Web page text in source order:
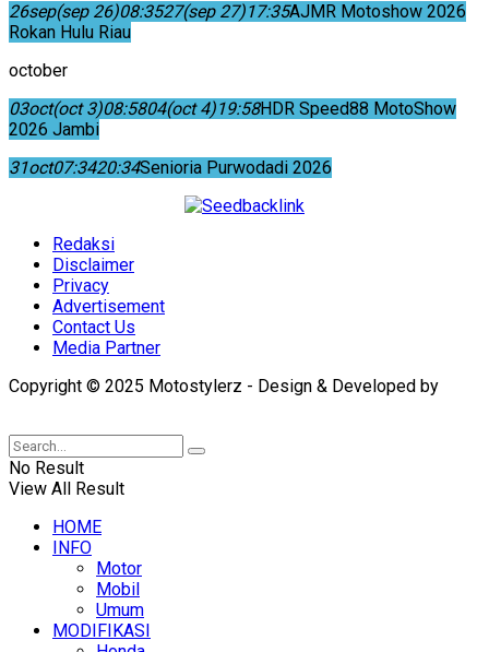
26sep(sep 26)08:3527(sep 27)17:35AJMR Motoshow 2026
Rokan Hulu Riau
october
03oct(oct 3)08:5804(oct 4)19:58HDR Speed88 MotoShow
2026 Jambi
31oct07:3420:34Senioria Purwodadi 2026
Redaksi
Disclaimer
Privacy
Advertisement
Contact Us
Media Partner
Copyright © 2025 Motostylerz - Design & Developed by
No Result
View All Result
HOME
INFO
Motor
Mobil
Umum
MODIFIKASI